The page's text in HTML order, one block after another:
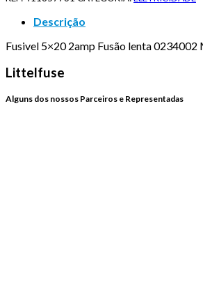
FUSÃO
0234002
Descrição
Fusivel 5×20 2amp Fusão lenta 0234002
Littelfuse
Alguns dos nossos Parceiros e Representadas